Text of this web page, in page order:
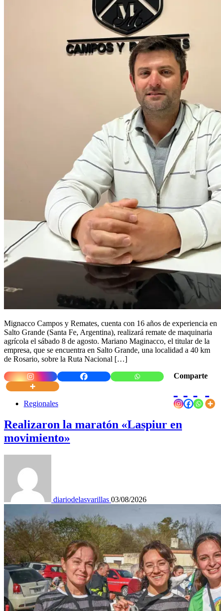
Mignacco Campos y Remates, cuenta con 16 años de experiencia en
Salto Grande (Santa Fe, Argentina), realizará remate de maquinaria
agrícola el sábado 8 de agosto. Mariano Maginacco, el titular de la
empresa, que se encuentra en Salto Grande, una localidad a 40 km
de Rosario, sobre la Ruta Nacional […]
Comparte
Regionales
Realizaron la maratón «Laspiur en
movimiento»
diariodelasvarillas 03/08/2026